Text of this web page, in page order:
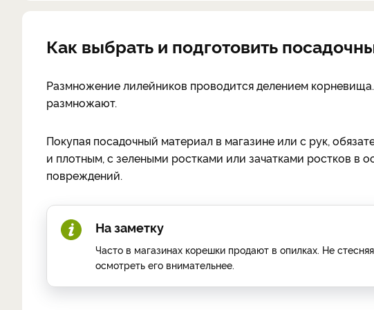
Как выбрать и подготовить
Размножение лилейников проводится делением
размножают.
Покупая посадочный материал в магазине или с рук,
и плотным, с зелеными ростками или зачатками ростков в
повреждений.
На заметку
Часто в магазинах корешки продают в опилках. Не
осмотреть его внимательнее.